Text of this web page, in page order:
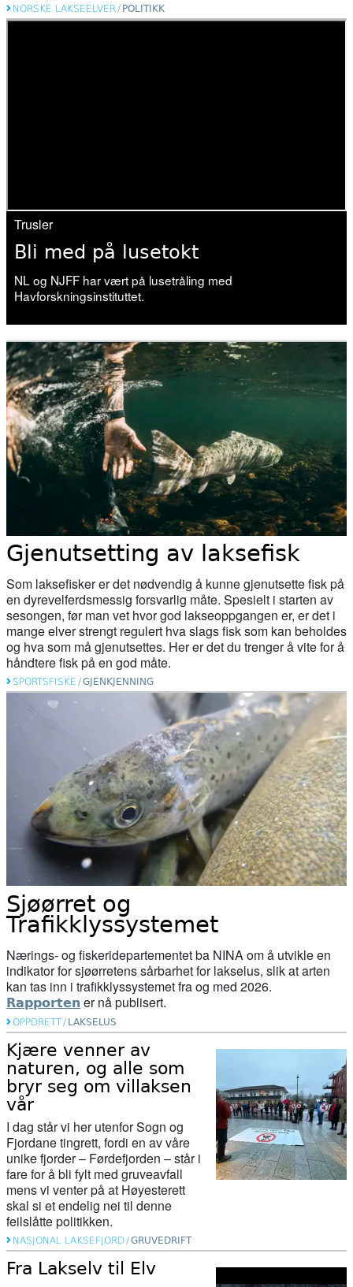
NORSKE LAKSEELVER/ POLITIKK
Trusler
Bli med på lusetokt
NL og NJFF har vært på lusetråling med
Havforskningsinstituttet.
Gjenutsetting av laksefisk
Som laksefisker er det nødvendig å kunne gjenutsette fisk på
en dyrevelferdsmessig forsvarlig måte. Spesielt i starten av
sesongen, før man vet hvor god lakseoppgangen er, er det i
mange elver strengt regulert hva slags fisk som kan beholdes
og hva som må gjenutsettes. Her er det du trenger å vite for å
håndtere fisk på en god måte.
SPORTSFISKE /GJENKJENNING
Sjøørret og
Trafikklyssystemet
Nærings- og fiskeridepartementetba NINAom å utvikle en
indikator for sjøørretens sårbarhet for lakselus, slik at arten
kan tas inn i trafikklyssystemet fra og med 2026.
Rapporten er nå publisert.
OPPDRETT / LAKSELUS
Kjære venner av
naturen, og alle som
bryr seg om villaksen
vår
I dag står vi her utenfor Sogn og
Fjordane tingrett, fordi en av våre
unike fjorder – Førdefjorden – står i
fare for å bli fylt med gruveavfall
mens vi venter på at Høyesterett
skal si et endelig nei til denne
feilslåtte politikken.
NASJONAL LAKSEFJORD/GRUVEDRIFT
Fra Lakselv til Elv